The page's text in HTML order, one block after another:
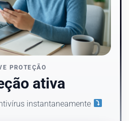
PROTEÇÃO
ativa
instantaneamente